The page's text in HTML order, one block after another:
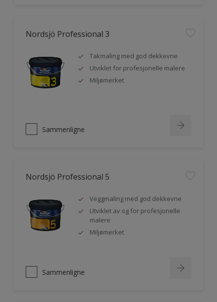
Nordsjö Professional 3
Takmaling med god dekkevne
Utviklet for profesjonelle malere
Miljømerket
Sammenligne
Nordsjö Professional 5
Veggmaling med god dekkevne
Utviklet av og for profesjonelle
malere
Miljømerket
Sammenligne